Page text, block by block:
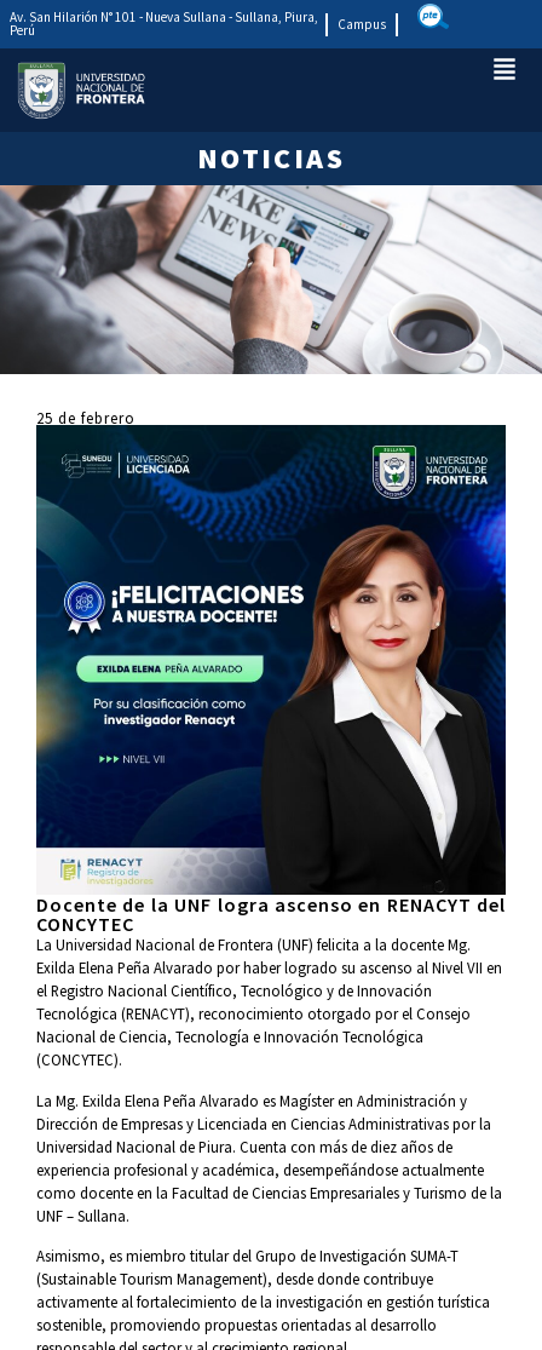
Av. San Hilarión N° 101 - Nueva Sullana - Sullana, Piura,
Perú Campus
NOTICIAS
25 de febrero
Docente de la UNF logra ascenso en RENACYT del
CONCYTEC
La Universidad Nacional de Frontera (UNF) felicita a la docente Mg.
Exilda Elena Peña Alvarado por haber logrado su ascenso al Nivel VII en
el Registro Nacional Científico, Tecnológico y de Innovación
Tecnológica (RENACYT), reconocimiento otorgado por el Consejo
Nacional de Ciencia, Tecnología e Innovación Tecnológica
(CONCYTEC).
La Mg. Exilda Elena Peña Alvarado es Magíster en Administración y
Dirección de Empresas y Licenciada en Ciencias Administrativas por la
Universidad Nacional de Piura. Cuenta con más de diez años de
experiencia profesional y académica, desempeñándose actualmente
como docente en la Facultad de Ciencias Empresariales y Turismo de la
UNF – Sullana.
Asimismo, es miembro titular del Grupo de Investigación SUMA-T
(Sustainable Tourism Management), desde donde contribuye
activamente al fortalecimiento de la investigación en gestión turística
sostenible, promoviendo propuestas orientadas al desarrollo